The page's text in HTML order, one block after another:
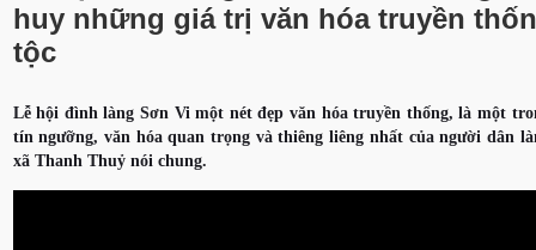
huy những giá trị văn hóa truyền
tộc
Lễ hội đình làng Sơn Vi một nét đẹp văn hóa truyền thống, là một
tín ngưỡng, văn hóa quan trọng và thiêng liêng nhất của người dân
xã Thanh Thuỷ nói chung.